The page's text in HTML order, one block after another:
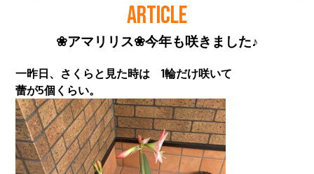
ARTICLE
❀アマリリス❀今年も咲きました♪